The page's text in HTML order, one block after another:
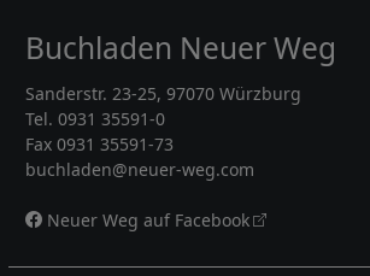
Buchladen Neuer Weg
Sanderstr. 23-25, 97070 Würzburg
Tel. 0931 35591-0
Fax 0931 35591-73
buchladen@neuer-weg.com
Neuer Weg auf Facebook